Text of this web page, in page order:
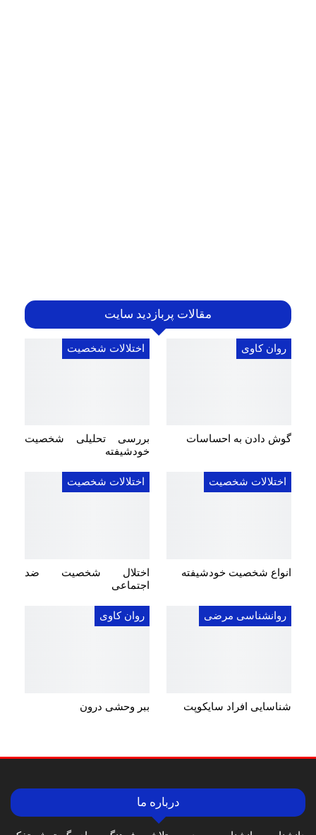
مقالات پربازدید سایت
روان کاوی
گوش دادن به احساسات
اختلالات شخصیت
بررسی تحلیلی شخصیت
خودشیفته
اختلالات شخصیت
انواع شخصیت خودشیفته
اختلالات شخصیت
اختلال شخصیت ضد
اجتماعی
روانشناسی مرضی
شناسایی افراد سایکوپت
روان کاوی
ببر وحشی درون
درباره ما